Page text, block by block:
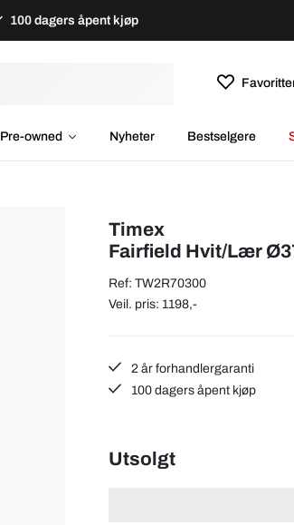
100 dagers åpent kjøp
Pre-owned Nyheter Bestselgere
Timex
Fairfield Hvit/Lær
Ref: TW2R70300
Veil. pris: 1198,-
2 år forhandlergaranti
100 dagers åpent kjøp
Utsolgt